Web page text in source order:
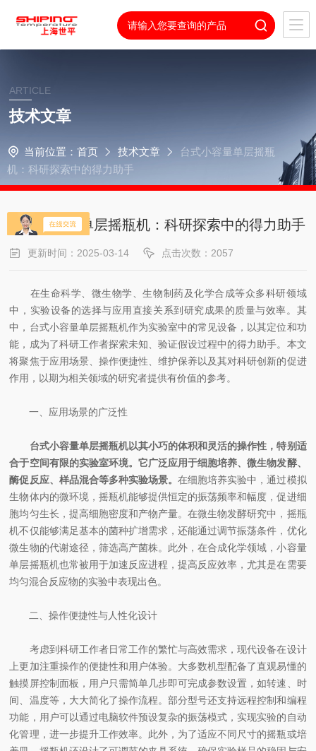
ARTICLE
技术文章
当前位置： 首页 技术文章
台式小容量单层摇瓶
机：科研探索中的得力助手
台式小容量单层摇瓶机：科研探索中的得力助手
更新时间：2025-03-14 点击次数：2057
在生命科学、微生物学、生物制药及化学合成等众多科研领域
中，实验设备的选择与应用直接关系到研究成果的质量与效率。其
中，台式小容量单层摇瓶机作为实验室中的常见设备，以其定位和功
能，成为了科研工作者探索未知、验证假设过程中的得力助手。本文
将聚焦于应用场景、操作便捷性、维护保养以及其对科研创新的促进
作用，以期为相关领域的研究者提供有价值的参考。
一、应用场景的广泛性
台式小容量单层摇瓶机以其小巧的体积和灵活的操作性，特别适
合于空间有限的实验室环境。它广泛应用于细胞培养、微生物发酵、
酶促反应、样品混合等多种实验场景。在细胞培养实验中，通过模拟
生物体内的微环境，摇瓶机能够提供恒定的振荡频率和幅度，促进细
胞均匀生长，提高细胞密度和产物产量。在微生物发酵研究中，摇瓶
机不仅能够满足基本的菌种扩增需求，还能通过调节振荡条件，优化
微生物的代谢途径，筛选高产菌株。此外，在合成化学领域，小容量
单层摇瓶机也常被用于加速反应进程，提高反应效率，尤其是在需要
均匀混合反应物的实验中表现出色。
二、操作便捷性与人性化设计
考虑到科研工作者日常工作的繁忙与高效需求，现代设备在设计
上更加注重操作的便捷性和用户体验。大多数机型配备了直观易懂的
触摸屏控制面板，用户只需简单几步即可完成参数设置，如转速、时
间、温度等，大大简化了操作流程。部分型号还支持远程控制和编程
功能，用户可以通过电脑软件预设复杂的振荡模式，实现实验的自动
化管理，进一步提升工作效率。此外，为了适应不同尺寸的摇瓶或培